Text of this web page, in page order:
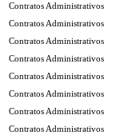
Contratos Administrativos
Contratos Administrativos
Contratos Administrativos
Contratos Administrativos
Contratos Administrativos
Contratos Administrativos
Contratos Administrativos
Contratos Administrativos